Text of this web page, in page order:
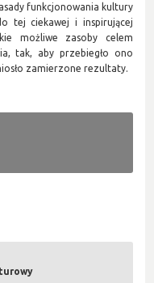
funkcjonowania kultury
tej ciekawej i inspirującej
możliwe zasoby celem
tak, aby przebiegło ono
zamierzone rezultaty.